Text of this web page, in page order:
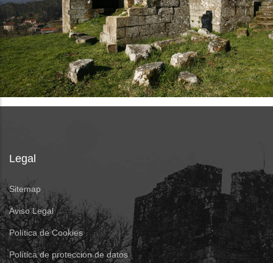
Legal
Sitemap
Aviso Legal
Política de Cookies
Política de protección de datos